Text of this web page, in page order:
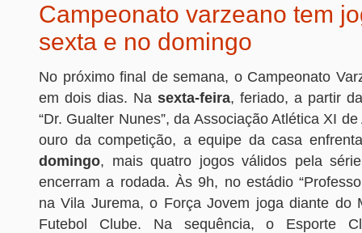
Campeonato varzeano tem
sexta e no domingo
No próximo final de semana, o Campeonato
em dois dias. Na sexta-feira, feriado, a partir
“Dr. Gualter Nunes”, da Associação Atlética XI
ouro da competição, a equipe da casa
domingo, mais quatro jogos válidos pela
encerram a rodada. Às 9h, no estádio
na Vila Jurema, o Força Jovem joga diante do
Futebol Clube. Na sequência, o Esporte